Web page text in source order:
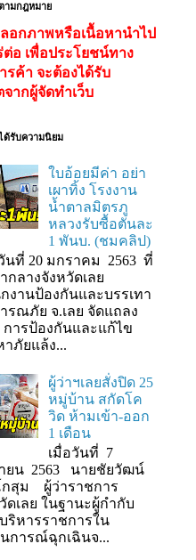
ามกฎหมาย
อกภาพหรือเนื้อหานำไป
ต่อ เพื่อประโยชน์ทาง
รค้า จะต้องได้รับ
ากผู้จัดทำเว็บ
ด้รับความนิยม
ใบอ้อยมีค่า อย่า
เผาทิ้ง โรงงาน
น้ำตาลมิตรภู
หลวงรับซื้อตันละ
1 พันบ. (ชมคลิป)
นที่ 20 มกราคม 2563 ที่
กลางจังหวัดเลย
งานป้องกันและบรรเทา
รณภัย จ.เลย จัดแถลง
การป้องกันและแก้ไข
ภัยแล้ง...
ผู้ว่าฯเลยสั่งปิด 25
หมู่บ้าน สกัดโค
วิด ห้ามเข้า-ออก
1 เดือน
เมื่อวันที่ 7
ยน 2563 นายชัยวัฒน์
สุม ผู้ว่าราชการ
ดเลย ในฐานะผู้กํากับ
ริหารราชการใน
การณ์ฉุกเฉินจ...